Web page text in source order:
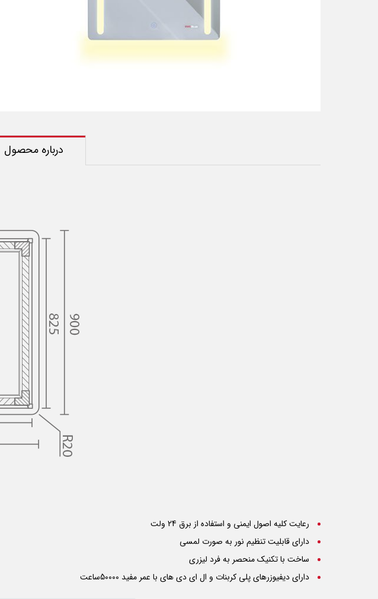
درباره محصول
رعایت کلیه اصول ایمنی و استفاده از برق 24 ولت
دارای قابلیت تنظیم نور به صورت لمسی
ساخت با تکنیک منحصر به فرد لیزری
دارای دیفیوزرهای پلی کربنات و ال ای دی های با عمر مفید 50000ساعت